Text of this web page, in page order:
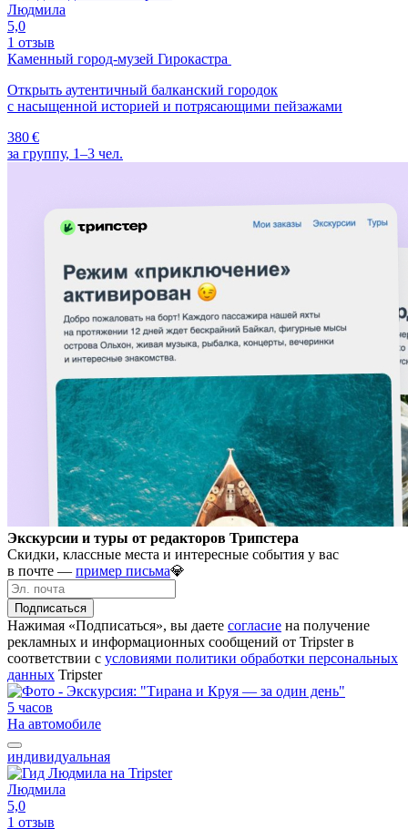
Людмила
5,0
1 отзыв
Каменный город-музей Гирокастра
Открыть аутентичный балканский городок
с насыщенной историей и потрясающими пейзажами
380 €
за группу, 1–3 чел.
Экскурсии и туры от редакторов Трипстера
Скидки, классные места и интересные события у вас
в почте — пример письма💎
Подписаться
Нажимая «Подписаться», вы даете согласие на получение
рекламных и информационных сообщений от Tripster в
соответствии c условиями политики обработки персональных
данных Tripster
5 часов
На автомобиле
индивидуальная
Людмила
5,0
1 отзыв